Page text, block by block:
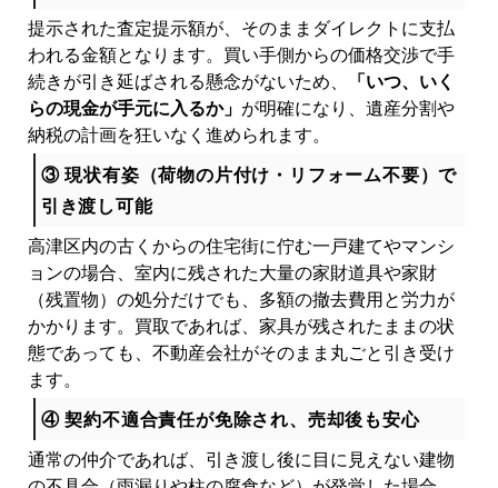
提示された査定提示額が、そのままダイレクトに支払
われる金額となります。買い手側からの価格交渉で手
続きが引き延ばされる懸念がないため、
「いつ、いく
らの現金が手元に入るか」 が明確になり、遺産分割や
納税の計画を狂いなく進められます。
③ 現状有姿（荷物の片付け・リフォーム不要）で
引き渡し可能
高津区内の古くからの住宅街に佇む一戸建てやマンシ
ョンの場合、室内に残された大量の家財道具や家財
（残置物）の処分だけでも、多額の撤去費用と労力が
かかります。買取であれば、家具が残されたままの状
態であっても、不動産会社がそのまま丸ごと引き受け
ます。
④ 契約不適合責任が免除され、売却後も安心
通常の仲介であれば、引き渡し後に目に見えない建物